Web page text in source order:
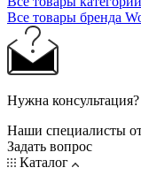
Все товары бренда
Нужна консультация?
Наши специалисты
Задать вопрос
Каталог